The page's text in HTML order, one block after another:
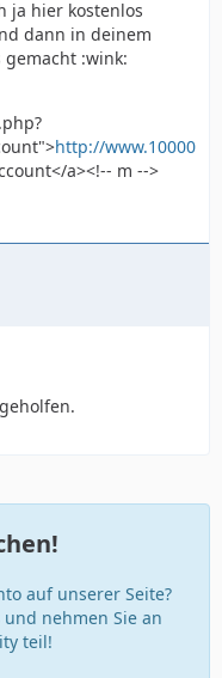
ja hier kostenlos
dann in deinem
gemacht :wink:
http://www.10000
a><!-- m -->
auf unserer Seite?
und nehmen Sie an
teil!